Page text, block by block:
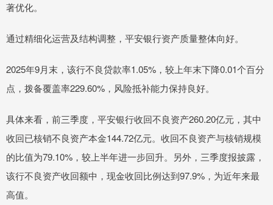
著优化。
通过精细化运营及结构调整，平安银行资产质量整体向好。
2025年9月末，该行不良贷款率1.05%，较上年末下降0.01个百分
点，拨备覆盖率229.60%，风险抵补能力保持良好。
具体来看，前三季度，平安银行收回不良资产260.20亿元，其中
收回已核销不良资产本金144.72亿元。收回不良资产与核销规模
的比值为79.10%，较上半年进一步回升。另外，三季度报披露，
该行不良资产收回额中，现金收回比例达到97.9%，为近年来最
高值。